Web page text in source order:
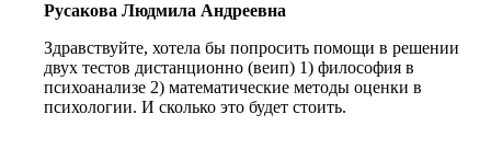
Русакова Людмила Андреевна
Здравствуйте, хотела бы попросить помощи в решении
двух тестов дистанционно (веип) 1) философия в
психоанализе 2) математические методы оценки в
психологии. И сколько это будет стоить.